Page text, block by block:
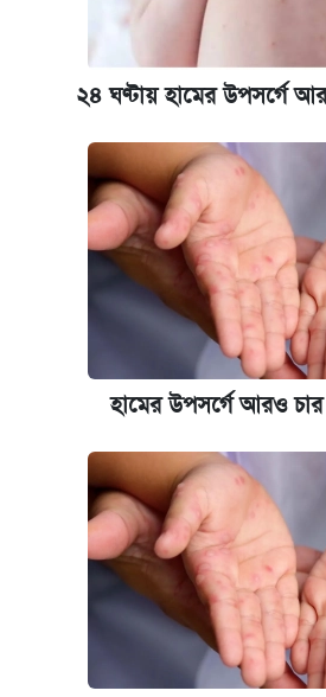
বিরুদ্ধে ব্যবস্থা
আজকের বাজারে স্বর্ণের দাম
কেমব্রিজ বিশ্ববিদ্যালয়ের
আবেদন শুরু
২৪ ঘণ্টায় হামের উপসর্গে
হামের উপসর্গে আরও